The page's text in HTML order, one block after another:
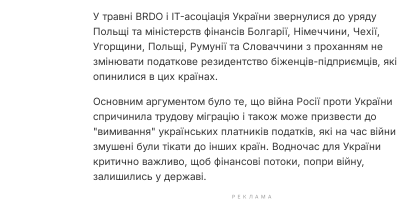
i
d
o
У травні BRDO і IT-асоціація України звернулися до уряду
Польщі та міністерств фінансів Болгарії, Німеччини, Чехії,
Угорщини, Польщі, Румунії та Словаччини з проханням не
змінювати податкове резидентство біженців-підприємців, які
опинилися в цих країнах.
Основним аргументом було те, що війна Росії проти України
спричинила трудову міграцію і також може призвести до
"вимивання" українських платників податків, які на час війни
змушені були тікати до інших країн. Водночас для України
критично важливо, щоб фінансові потоки, попри війну,
залишились у державі.
РЕКЛАМА